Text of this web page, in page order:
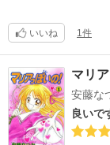
いいね 1件
マリ
安藤な
良いで